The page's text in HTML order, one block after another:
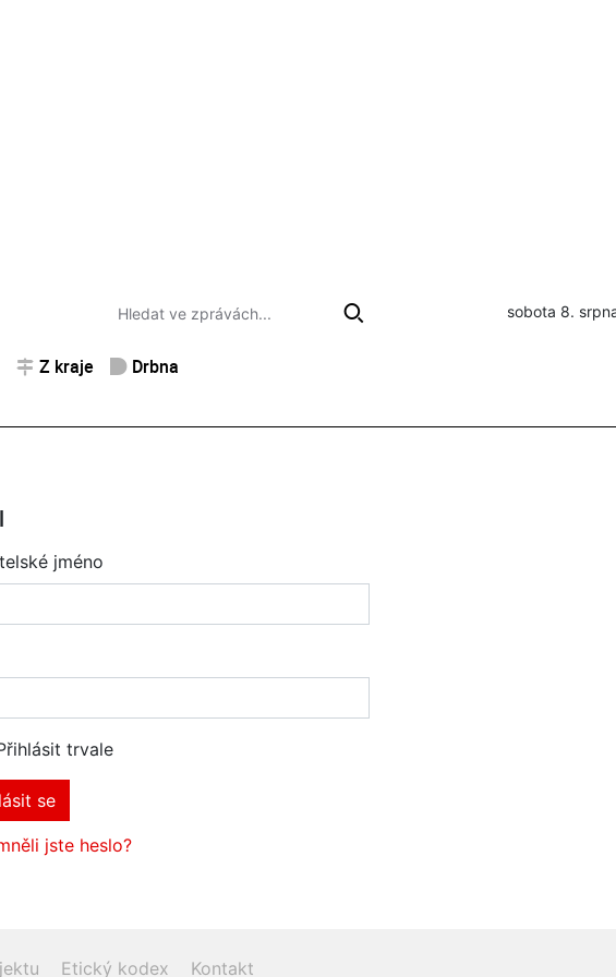
sobota 8.
Z kraje Drbna
jméno
trvale
se
jste heslo?
Etický kodex Kontakt